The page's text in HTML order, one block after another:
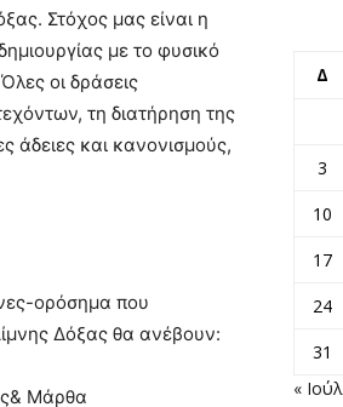
Στόχος μας είναι η
με το φυσικό
οι δράσεις
τη διατήρηση της
άδειες και κανονισμούς,
ορόσημα που
Δόξας θα ανέβουν:
Μάρθα
Δ
3
10
17
24
31
« Ιούλ